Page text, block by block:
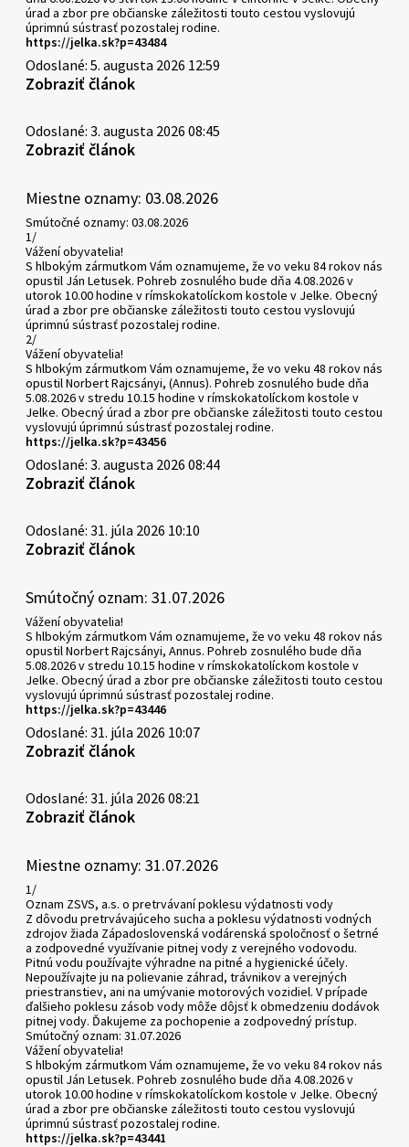
úrad a zbor pre občianske záležitosti touto cestou vyslovujú
úprimnú sústrasť pozostalej rodine.
https://jelka.sk?p=43484
Odoslané: 5. augusta 2026 12:59
Zobraziť článok
Odoslané: 3. augusta 2026 08:45
Zobraziť článok
Miestne oznamy: 03.08.2026
Smútočné oznamy: 03.08.2026
1/
Vážení obyvatelia!
S hlbokým zármutkom Vám oznamujeme, že vo veku 84 rokov nás
opustil Ján Letusek. Pohreb zosnulého bude dňa 4.08.2026 v
utorok 10.00 hodine v rímskokatolíckom kostole v Jelke. Obecný
úrad a zbor pre občianske záležitosti touto cestou vyslovujú
úprimnú sústrasť pozostalej rodine.
2/
Vážení obyvatelia!
S hlbokým zármutkom Vám oznamujeme, že vo veku 48 rokov nás
opustil Norbert Rajcsányi, (Annus). Pohreb zosnulého bude dňa
5.08.2026 v stredu 10.15 hodine v rímskokatolíckom kostole v
Jelke. Obecný úrad a zbor pre občianske záležitosti touto cestou
vyslovujú úprimnú sústrasť pozostalej rodine.
https://jelka.sk?p=43456
Odoslané: 3. augusta 2026 08:44
Zobraziť článok
Odoslané: 31. júla 2026 10:10
Zobraziť článok
Smútočný oznam: 31.07.2026
Vážení obyvatelia!
S hlbokým zármutkom Vám oznamujeme, že vo veku 48 rokov nás
opustil Norbert Rajcsányi, Annus. Pohreb zosnulého bude dňa
5.08.2026 v stredu 10.15 hodine v rímskokatolíckom kostole v
Jelke. Obecný úrad a zbor pre občianske záležitosti touto cestou
vyslovujú úprimnú sústrasť pozostalej rodine.
https://jelka.sk?p=43446
Odoslané: 31. júla 2026 10:07
Zobraziť článok
Odoslané: 31. júla 2026 08:21
Zobraziť článok
Miestne oznamy: 31.07.2026
1/
Oznam ZSVS, a.s. o pretrvávaní poklesu výdatnosti vody
Z dôvodu pretrvávajúceho sucha a poklesu výdatnosti vodných
zdrojov žiada Západoslovenská vodárenská spoločnosť o šetrné
a zodpovedné využívanie pitnej vody z verejného vodovodu.
Pitnú vodu používajte výhradne na pitné a hygienické účely.
Nepoužívajte ju na polievanie záhrad, trávnikov a verejných
priestranstiev, ani na umývanie motorových vozidiel. V prípade
ďalšieho poklesu zásob vody môže dôjsť k obmedzeniu dodávok
pitnej vody. Ďakujeme za pochopenie a zodpovedný prístup.
Smútočný oznam: 31.07.2026
Vážení obyvatelia!
S hlbokým zármutkom Vám oznamujeme, že vo veku 84 rokov nás
opustil Ján Letusek. Pohreb zosnulého bude dňa 4.08.2026 v
utorok 10.00 hodine v rímskokatolíckom kostole v Jelke. Obecný
úrad a zbor pre občianske záležitosti touto cestou vyslovujú
úprimnú sústrasť pozostalej rodine.
https://jelka.sk?p=43441